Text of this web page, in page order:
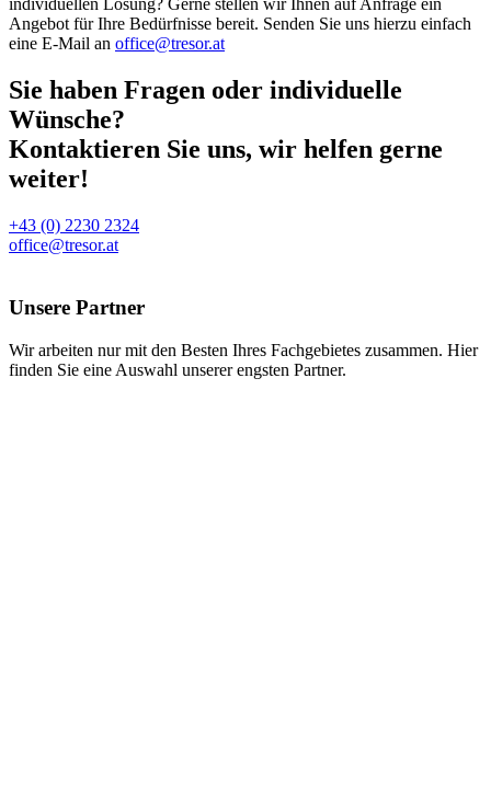
individuellen Lösung? Gerne stellen wir Ihnen auf Anfrage ein
Angebot für Ihre Bedürfnisse bereit. Senden Sie uns hierzu einfach
eine E-Mail an office@tresor.at
Sie haben Fragen oder individuelle
Wünsche?
Kontaktieren Sie uns, wir helfen gerne
weiter!
+43 (0) 2230 2324
office@tresor.at
Unsere Partner
Wir arbeiten nur mit den Besten Ihres Fachgebietes zusammen. Hier
finden Sie eine Auswahl unserer engsten Partner.